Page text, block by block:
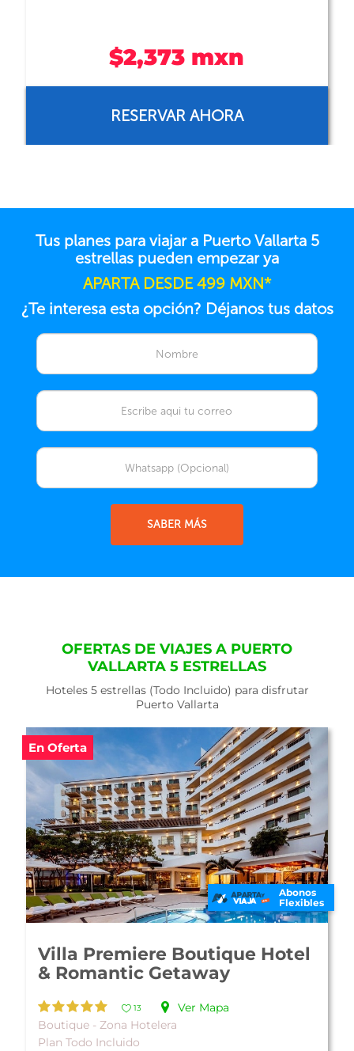
CONSULTA TARIFA
Tus planes para viajar a Puerto Vallarta 5
estrellas pueden empezar ya
APARTA DESDE 499 MXN*
¿Te interesa esta opción? Déjanos tus datos
SABER MÁS
OFERTAS DE VIAJES A PUERTO
VALLARTA 5 ESTRELLAS
Hoteles 5 estrellas (Todo Incluido) para disfrutar
Puerto Vallarta
En Oferta
Abonos
Flexibles
Hotel Villa del Palmar Beach
Resort and Spa Vallarta
20
Ver Mapa
De Lujo - Zona Hotelera
Plan Todo Incluido